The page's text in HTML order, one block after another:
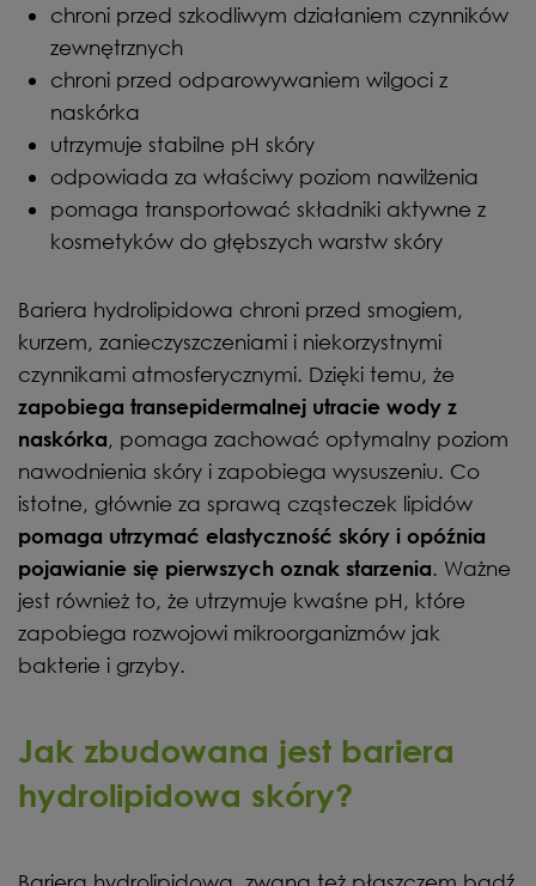
chroni przed szkodliwym działaniem czynników
zewnętrznych
chroni przed odparowywaniem wilgoci z
naskórka
utrzymuje stabilne pH skóry
odpowiada za właściwy poziom nawilżenia
pomaga transportować składniki aktywne z
kosmetyków do głębszych warstw skóry
Bariera hydrolipidowa chroni przed smogiem,
kurzem, zanieczyszczeniami i niekorzystnymi
czynnikami atmosferycznymi. Dzięki temu, że
zapobiega transepidermalnej utracie wody z
naskórka, pomaga zachować optymalny poziom
nawodnienia skóry i zapobiega wysuszeniu. Co
istotne, głównie za sprawą cząsteczek lipidów
pomaga utrzymać elastyczność skóry i opóźnia
pojawianie się pierwszych oznak starzenia. Ważne
jest również to, że utrzymuje kwaśne pH, które
zapobiega rozwojowi mikroorganizmów jak
bakterie i grzyby.
Jak zbudowana jest bariera
hydrolipidowa skóry?